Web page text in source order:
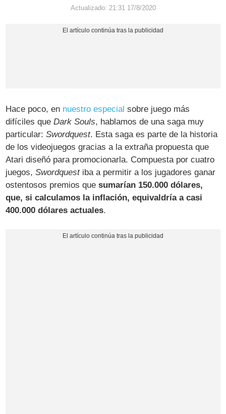
Actualizado: 21:31 17/8/2020
Hace poco, en nuestro especial sobre juego más
difíciles queDark Souls, hablamos de una saga muy
particular:Swordquest. Esta saga es parte de la historia
de los videojuegos gracias a la extraña propuesta que
Atari diseñó para promocionarla. Compuesta por cuatro
juegos,Swordquestiba a permitir a los jugadores ganar
ostentosos premios quesumarían 150.000 dólares,
que, si calculamos la inflación, equivaldría a casi
400.000 dólares actuales.